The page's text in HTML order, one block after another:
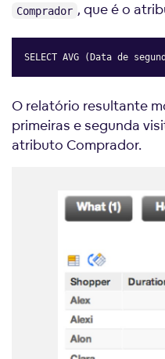
Comprador , que é o
SELECT AVG (Data de
O relatório resultante
primeiras e segunda
atributo Comprador.